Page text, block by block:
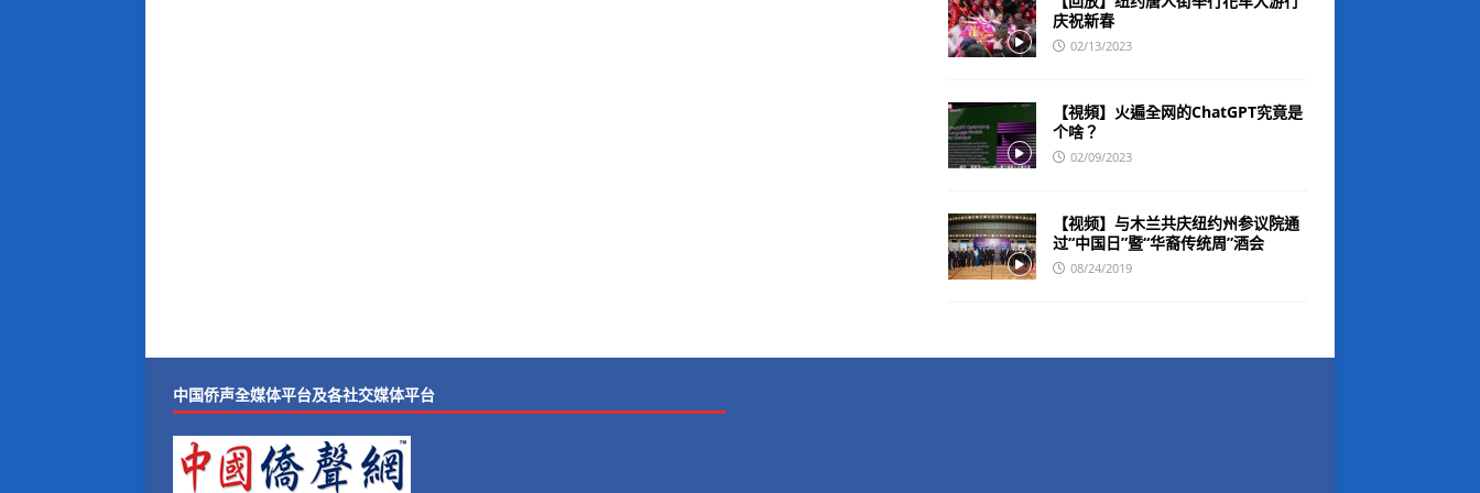
庆祝新春
02/13/2023
【視頻】火遍全网的ChatGPT究竟是
个啥？
02/09/2023
【视频】与木兰共庆纽约州参议院通
过“中国日”暨“华裔传统周”酒会
08/24/2019
中国侨声全媒体平台及各社交媒体平台